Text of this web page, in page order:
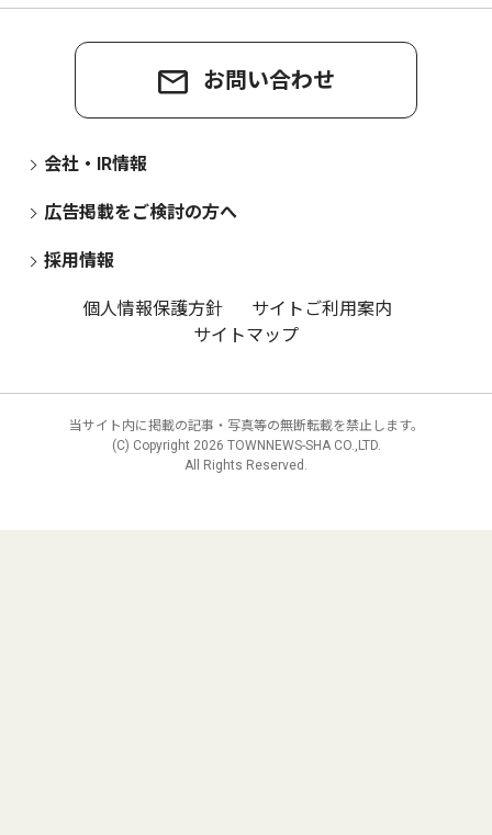
お問い合わせ
会社・IR情報
広告掲載をご検討の方へ
採用情報
個人情報保護方針
サイトご利用案内
サイトマップ
当サイト内に掲載の記事・写真等の無断転載を禁止します。
(C) Copyright 2026 TOWNNEWS-SHA CO.,LTD.
All Rights Reserved.